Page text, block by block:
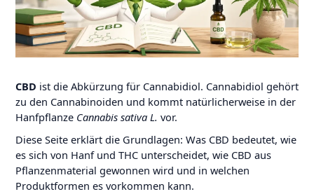
CBD ist die Abkürzung für Cannabidiol. Cannabidiol gehört
zu den Cannabinoiden und kommt natürlicherweise in der
Hanfpflanze Cannabis sativa L. vor.
Diese Seite erklärt die Grundlagen: Was CBD bedeutet, wie
es sich von Hanf und THC unterscheidet, wie CBD aus
Pflanzenmaterial gewonnen wird und in welchen
Produktformen es vorkommen kann.